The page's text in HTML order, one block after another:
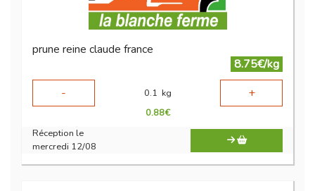
prune reine claude france
8.75€/kg
-
0.1 kg +
0.88€
Réception le
mercredi 12/08